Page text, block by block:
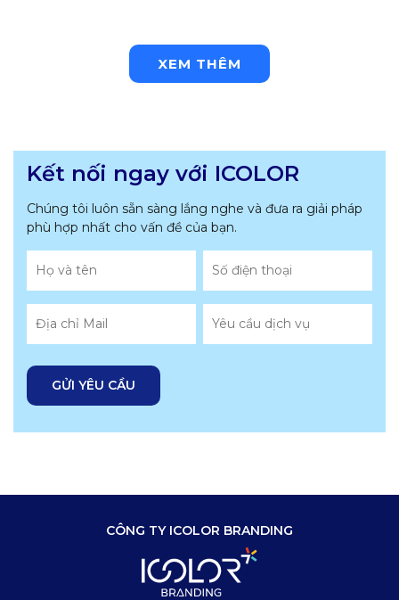
XEM THÊM
Kết nối ngay với ICOLOR
Chúng tôi luôn sẵn sàng lắng nghe và đưa ra giải pháp
phù hợp nhất cho vấn đề của bạn.
CÔNG TY ICOLOR BRANDING